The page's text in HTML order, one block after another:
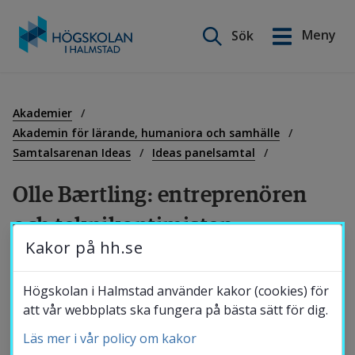
innehåll
Sök
Meny
Akademier
Akademin för lärande, humaniora och samhälle
Samtalsarenan Ideas
Ideas panelsamtal
Olle Bærtling: entreprenören
och teknikoptimisten
Med anledning av Högskolan i Halmstads 40-
årsjubileum, en omfattande samling verk av
Olle Baertling (1911–1981) på campus och
höstens Baertling-utställning Från Baertling
English
Utbildning
Forskning
Samverkan
Om Högskolan
Kakor på hh.se
Högskolan i Halmstad använder kakor (cookies) för
att vår webbplats ska fungera på bästa sätt för dig.
Läs mer i vår policy om kakor